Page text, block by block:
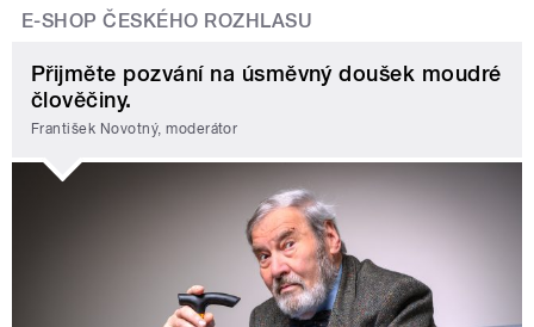
E-SHOP ČESKÉHO ROZHLASU
Přijměte pozvání na úsměvný doušek moudré
člověčiny.
František Novotný, moderátor